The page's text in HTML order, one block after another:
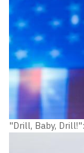
"Drill, Baby,